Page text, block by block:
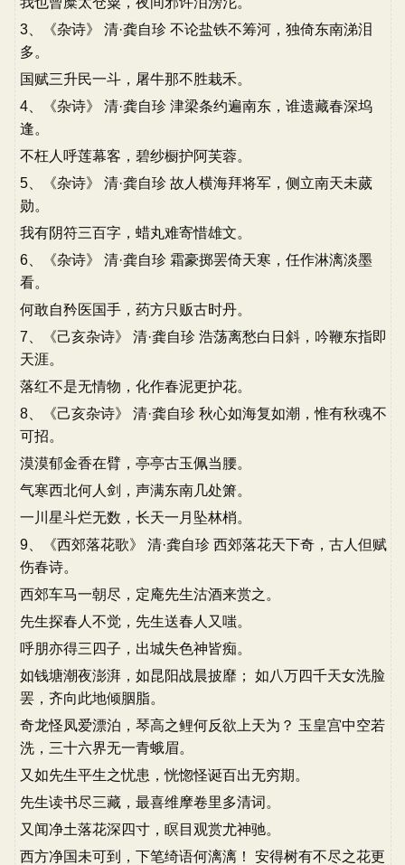
3、《杂诗》 清·龚自珍 不论盐铁不筹河，独倚东南涕泪
多。
国赋三升民一斗，屠牛那不胜栽禾。
4、《杂诗》 清·龚自珍 津梁条约遍南东，谁遗藏春深坞
逢。
不枉人呼莲幕客，碧纱橱护阿芙蓉。
5、《杂诗》 清·龚自珍 故人横海拜将军，侧立南天未蒇
勋。
我有阴符三百字，蜡丸难寄惜雄文。
6、《杂诗》 清·龚自珍 霜豪掷罢倚天寒，任作淋漓淡墨
看。
何敢自矜医国手，药方只贩古时丹。
7、《己亥杂诗》 清·龚自珍 浩荡离愁白日斜，吟鞭东指即
天涯。
落红不是无情物，化作春泥更护花。
8、《己亥杂诗》 清·龚自珍 秋心如海复如潮，惟有秋魂不
可招。
漠漠郁金香在臂，亭亭古玉佩当腰。
气寒西北何人剑，声满东南几处箫。
一川星斗烂无数，长天一月坠林梢。
9、《西郊落花歌》 清·龚自珍 西郊落花天下奇，古人但赋
伤春诗。
西郊车马一朝尽，定庵先生沽酒来赏之。
先生探春人不觉，先生送春人又嗤。
呼朋亦得三四子，出城失色神皆痴。
如钱塘潮夜澎湃，如昆阳战晨披靡； 如八万四千天女洗脸
罢，齐向此地倾胭脂。
奇龙怪凤爱漂泊，琴高之鲤何反欲上天为？ 玉皇宫中空若
洗，三十六界无一青蛾眉。
又如先生平生之忧患，恍惚怪诞百出无穷期。
先生读书尽三藏，最喜维摩卷里多清词。
又闻净土落花深四寸，瞑目观赏尤神驰。
西方净国未可到，下笔绮语何漓漓！ 安得树有不尽之花更